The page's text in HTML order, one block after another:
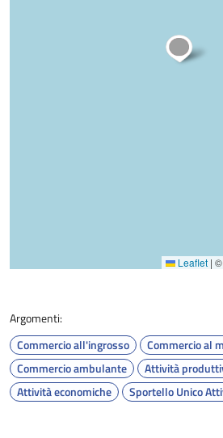
Leaflet | ©
Argomenti:
Commercio all'ingrosso
Commercio al
Commercio ambulante
Attività
Attività economiche
Sportello Unico